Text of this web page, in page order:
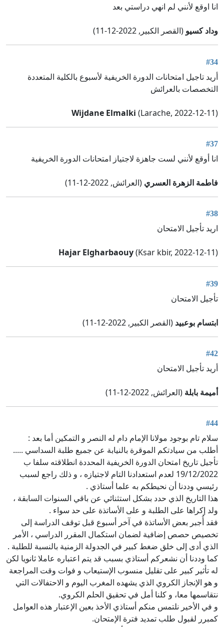
انا اوقع لأنني لم انهي دراستي بعد
وداد كسيو (القصر الكبير, 2022-12-11)
#34
أريد تاجيل امتحانات الدورة الخريفية لأسبوع بالكلية المتعددة
التخصصات بالعرائش
Wijdane Elmalki (Larache, 2022-12-11)
#37
انا أوقع لأنني لست جاهزة لاجتياز امتحانات الدورة الخريفية
فاطمة الزهرة العسري (العرائش, 2022-12-11)
#38
اريد تأجيل الامتحان
Hajar Elgharbaouy(Ksar kbir, 2022-12-11)
#39
تأجيل الامتحان
ابتسام بوعبيد (القصر الكبير, 2022-12-11)
#42
أريد تأجيل الامتحان
أميمة بابلة (العرائش, 2022-12-11)
#44
سلام تام بوجود مولانا الإمام دام له النصر و التمكين أما بعد :
أطلب من سيادتكم الموقرة بالنيابة عن جميع طلبة السداسي .....
تأجيل تاريخ امتحان الدورة الخريفية المحددة انطلاقته سلفا ب
19/12/2022 لعدم استعدادنا التام لاجتيازه ، و ذلك راجع لسبب
رئيسي وددنا أن نحيطكم به علما أستاذي .
هذا التاريخ الذي حدد بشكل استثنائي عن باقي السنوات السابقة ،
ولد إكراها على الطلبة و على الأساتذة على حد سواء .
فقد أُجبر بعض الأساتذة في آخر أسبوع قبل توقف الدراسة إلى
تخصيص حصص إضافية لضمان استكمال المقرر الدراسي ، الأمر
الذي أدى إلى خلق ضغط كبير في الجدولة الزمنية بالنسبة للطلبة .
كما وددنا أن نشعركم أستاذي بسبب قد يتم اعتباره عاملا ثانويا لكن
له تأثير كبير على تقليل منسوب الإستيعاب و فوات وقت المراجعة
و هو الإنجاز الكروي الذي يشهده المغرب اليوم و الاحتفالات التي
نتقاسمها معا، و كلنا أمل في تحقيق الحلم الكروي.
و في الأخير نلتمس منكم أستاذي الأخذ بعين الإعتبار هذه العوامل
كمبرر لقبول طلب تمديد فترة الإمتحان.